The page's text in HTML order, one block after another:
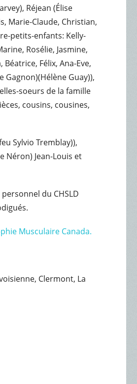
Réjean (Élise
Marie-Claude, Christian,
petits-enfants: Kelly-
Rosélie, Jasmine,
Félix, Ana-Eve,
Gagnon)(Hélène Guay)),
soeurs de la famille
cousins, cousines,
Sylvio Tremblay)),
Néron) Jean-Louis et
du CHSLD
Musculaire Canada.
Clermont, La